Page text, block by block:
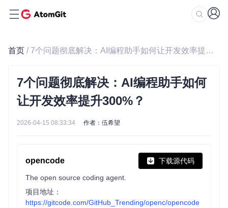
首页 / 7个问题彻底解决：AI编程助手如何让开发效率提升300%？
7个问题彻底解决：AI编程助手如何
让开发效率提升300%？
2026-04-15 08:33:34 作者：伍希望
opencode 下载源代码
The open source coding agent.
项目地址：
https://gitcode.com/GitHub_Trending/openc/opencode